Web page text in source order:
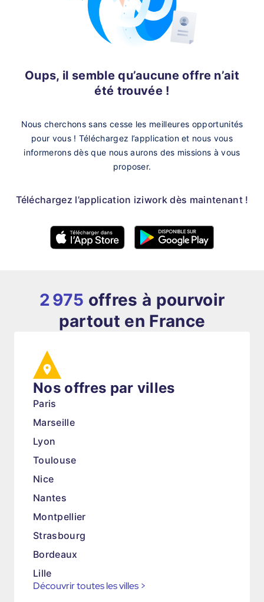
Oups, il semble qu’aucune offre n’ait
été trouvée !
Nous cherchons sans cesse les meilleures opportunités
pour vous ! Téléchargez l’application et nous vous
informerons dès que nous aurons des missions à vous
proposer.
Téléchargez l’application iziwork dès maintenant !
2 975 offres à pourvoir
partout en France
Nos offres par villes
Paris
Marseille
Lyon
Toulouse
Nice
Nantes
Montpellier
Strasbourg
Bordeaux
Lille
Découvrir toutes les villes >